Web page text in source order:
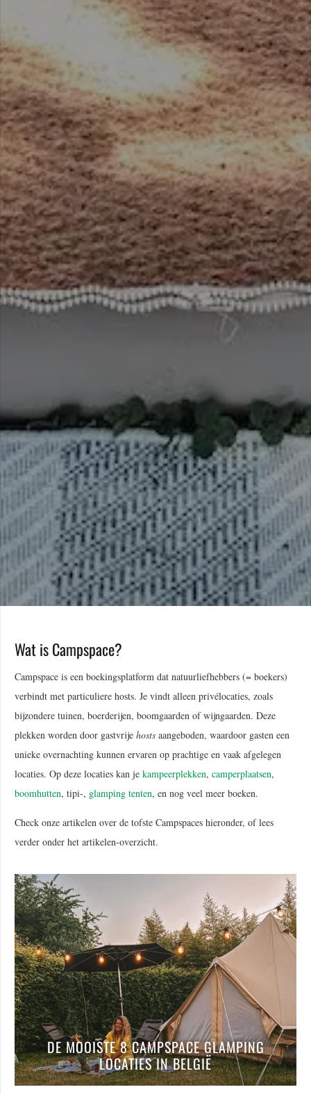
Wat is Campspace?
Campspace is een boekingsplatform dat natuurliefhebbers (= boekers)
verbindt met particuliere hosts. Je vindt alleen privélocaties, zoals
bijzondere tuinen, boerderijen, boomgaarden of wijngaarden. Deze
plekken worden door gastvrije hosts aangeboden, waardoor gasten een
unieke overnachting kunnen ervaren op prachtige en vaak afgelegen
locaties. Op deze locaties kan je kampeerplekken, camperplaatsen,
boomhutten, tipi-, glamping tenten, en nog veel meer boeken.
Check onze artikelen over de tofste Campspaces hieronder, of lees
verder onder het artikelen-overzicht.
DE MOOISTE 8 CAMPSPACE GLAMPING
LOCATIES IN BELGIË